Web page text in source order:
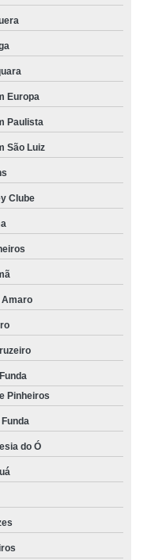
Preto
Europa
Paulista
São Luiz
Clube
Amaro
Pinheiros
do Ó